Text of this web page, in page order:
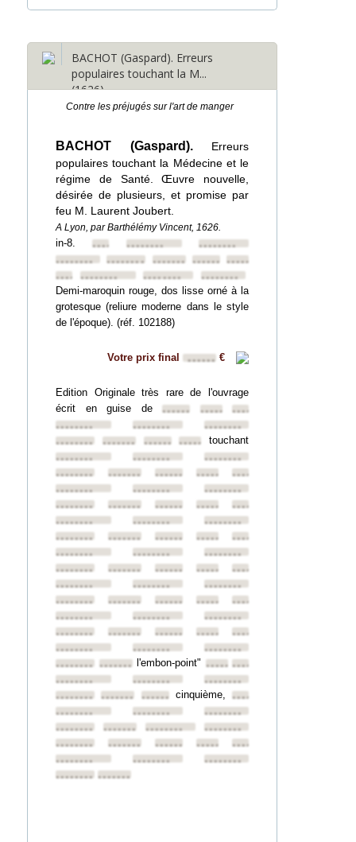
BACHOT (Gaspard). Erreurs
populaires touchant la M...
(1626)
Contre les préjugés sur l'art de manger
BACHOT (Gaspard). Erreurs
populaires touchant la Médecine et le
régime de Santé. Œuvre nouvelle,
désirée de plusieurs, et promise par
feu M. Laurent Joubert.
A Lyon, par Barthélémy Vincent, 1626.
in-8.••••••••••••••••
••••••••
••••••••
•••••••• •••••••• ••••••••••••••••
•••••••••••••••• ••••••••
••••••••
Demi-maroquin rouge, dos lisse orné à la
grotesque (reliure moderne dans le style
de l'époque). (réf. 102188)
Votre prix final •••••• €
Edition Originale très rare de l'ouvrage
écrit en guise de ••••••••••••••••••••••••
••••••••
••••••••
••••••••
••••••••
•••••••• ••••••••••••••••touchant
••••••••
••••••••
••••••••
••••••••
•••••••• •••••••• ••••••••••••••••
••••••••
••••••••
••••••••
••••••••
•••••••• •••••••• ••••••••••••••••
••••••••
••••••••
••••••••
••••••••
•••••••• •••••••• ••••••••••••••••
••••••••
••••••••
••••••••
••••••••
•••••••• •••••••• ••••••••••••••••
••••••••
••••••••
••••••••
••••••••
•••••••• •••••••• ••••••••••••••••
••••••••
••••••••
••••••••
••••••••
•••••••• •••••••• ••••••••••••••••
••••••••
••••••••
••••••••
•••••••• ••••••••l'embon-point" ••••••••••••••••
••••••••
••••••••
••••••••
••••••••
•••••••• ••••••••cinquième, ••••••••
••••••••
••••••••
••••••••
••••••••
•••••••• ••••••••
••••••••
••••••••
•••••••• •••••••• ••••••••••••••••
••••••••
••••••••
••••••••
•••••••• ••••••••